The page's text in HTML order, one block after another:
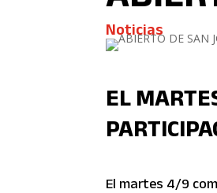
Noticias
EL
El martes 4/9